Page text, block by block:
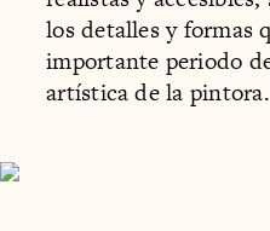
los detalles y formas
importante periodo
artística de la